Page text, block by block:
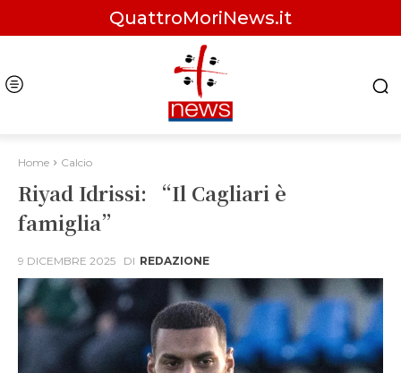
QuattroMoriNews.it
Home Calcio
Riyad Idrissi: “Il Cagliari è
famiglia”
9 DICEMBRE 2025 DI REDAZIONE